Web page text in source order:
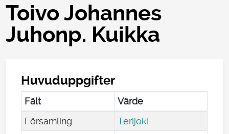
Toivo Johannes
Juhonp. Kuikka
Huvuduppgifter
Fält
Värde
Församling
Terijoki